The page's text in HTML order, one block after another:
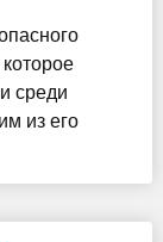
среди
из его